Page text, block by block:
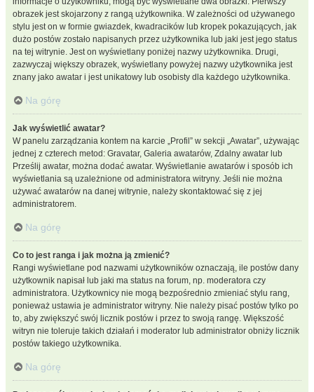
obrazek jest skojarzony z rangą użytkownika. W zależności od używanego
stylu jest on w formie gwiazdek, kwadracików lub kropek pokazujących, jak
dużo postów zostało napisanych przez użytkownika lub jaki jest jego status
na tej witrynie. Jest on wyświetlany poniżej nazwy użytkownika. Drugi,
zazwyczaj większy obrazek, wyświetlany powyżej nazwy użytkownika jest
znany jako awatar i jest unikatowy lub osobisty dla każdego użytkownika.
Na górę
Jak wyświetlić awatar?
W panelu zarządzania kontem na karcie „Profil” w sekcji „Awatar”, używając
jednej z czterech metod: Gravatar, Galeria awatarów, Zdalny awatar lub
Prześlij awatar, można dodać awatar. Wyświetlanie awatarów i sposób ich
wyświetlania są uzależnione od administratora witryny. Jeśli nie można
używać awatarów na danej witrynie, należy skontaktować się z jej
administratorem.
Na górę
Co to jest ranga i jak można ją zmienić?
Rangi wyświetlane pod nazwami użytkowników oznaczają, ile postów dany
użytkownik napisał lub jaki ma status na forum, np. moderatora czy
administratora. Użytkownicy nie mogą bezpośrednio zmieniać stylu rang,
ponieważ ustawia je administrator witryny. Nie należy pisać postów tylko po
to, aby zwiększyć swój licznik postów i przez to swoją rangę. Większość
witryn nie toleruje takich działań i moderator lub administrator obniży licznik
postów takiego użytkownika.
Na górę